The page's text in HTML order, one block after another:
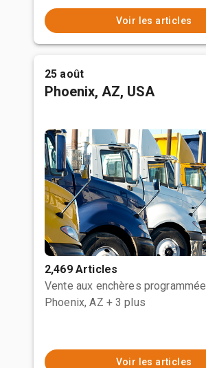
Voir les articles
25 août
Phoenix, AZ, USA
2,469 Articles
Vente aux enchères programmée
Phoenix, AZ + 3 plus
Voir les articles